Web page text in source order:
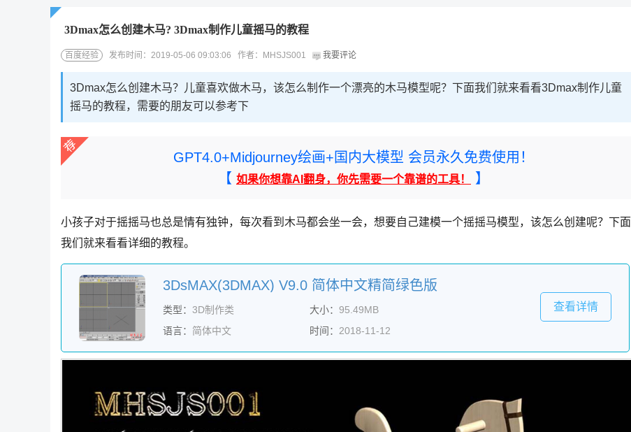
3Dmax怎么创建木马? 3Dmax制作儿童摇马的教程
百度经验 发布时间：2019-05-06 09:03:06 作者：MHSJS001 我要评论
3Dmax怎么创建木马？儿童喜欢做木马，该怎么制作一个漂亮的木马模型呢？下面我们就来看看3Dmax制作儿童
摇马的教程，需要的朋友可以参考下
GPT4.0+Midjourney绘画+国内大模型 会员永久免费使用！
【 如果你想靠AI翻身，你先需要一个靠谱的工具！ 】
小孩子对于摇摇马也总是情有独钟，每次看到木马都会坐一会，想要自己建模一个摇摇马模型，该怎么创建呢？下面
我们就来看看详细的教程。
3DsMAX(3DMAX) V9.0 简体中文精简绿色版
类型： 3D制作类 大小： 95.49MB
语言： 简体中文 时间： 2018-11-12
查看详情